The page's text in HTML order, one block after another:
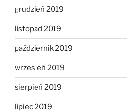
grudzień 2019
listopad 2019
październik 2019
wrzesień 2019
sierpień 2019
lipiec 2019